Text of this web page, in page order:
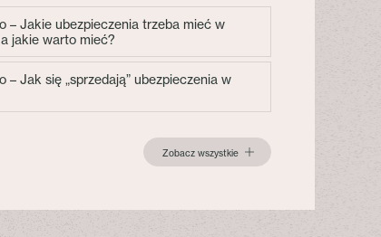
– Jakie ubezpieczenia trzeba mieć w
jakie warto mieć?
– Jak się „sprzedają” ubezpieczenia w
Zobacz wszystkie